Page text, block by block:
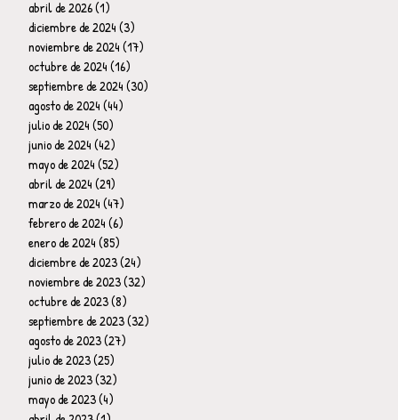
abril de 2026(1)
diciembre de 2024(3)
noviembre de 2024(17)
octubre de 2024(16)
septiembre de 2024(30)
agosto de 2024(44)
julio de 2024(50)
junio de 2024(42)
mayo de 2024(52)
abril de 2024(29)
marzo de 2024(47)
febrero de 2024(6)
enero de 2024(85)
diciembre de 2023(24)
noviembre de 2023(32)
octubre de 2023(8)
septiembre de 2023(32)
agosto de 2023(27)
julio de 2023(25)
junio de 2023(32)
mayo de 2023(4)